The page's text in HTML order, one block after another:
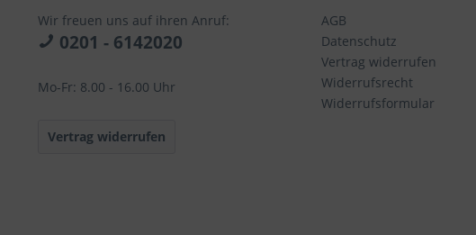
Wir freuen uns auf ihren Anruf:
0201 - 6142020
Mo-Fr: 8.00 - 16.00 Uhr
Vertrag widerrufen
AGB
Datenschutz
Vertrag widerrufen
Widerrufsrecht
Widerrufsformular